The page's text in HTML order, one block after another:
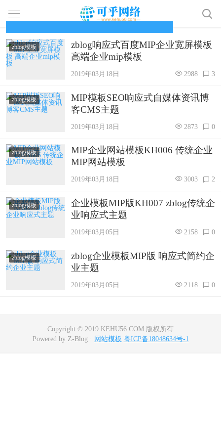
首页
收费模板
博客模板
标签聚合
下拉菜单
zblog模板
zblog响应式百度MIP企业宽屏模板
高端企业mip模板
2019年03月18日 2988 3
zblog模板
MIP模板SEO响应式自媒体资讯博
客CMS主题
2019年03月18日 2873 0
zblog模板
MIP企业网站模板KH006 传统企业
MIP网站模板
2019年03月18日 3003 2
zblog模板
企业模板MIP版KH007 zblog传统企
业响应式主题
2019年03月05日 2158 0
zblog模板
zblog企业模板MIP版 响应式简约企
业主题
2019年03月05日 2118 0
Copyright © 2019 KEHU56.COM 版权所有
Powered by Z-Blog · 网站模板 粤ICP备18048634号-1